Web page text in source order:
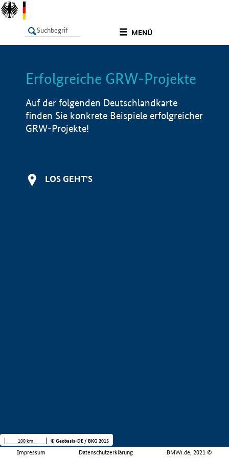
MENÜ
LISTE Info
Erfolgreiche GRW-Projekte
Auf der folgenden Deutschlandkarte
finden Sie konkrete Beispiele erfolgreicher
GRW-Projekte!
LOS GEHT'S
Impressum Datenschutzerklärung BMWi.de, 2021 ©
100 km © Geobasis-DE / BKG 2015